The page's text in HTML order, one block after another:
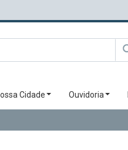
Cidade Ouvidoria